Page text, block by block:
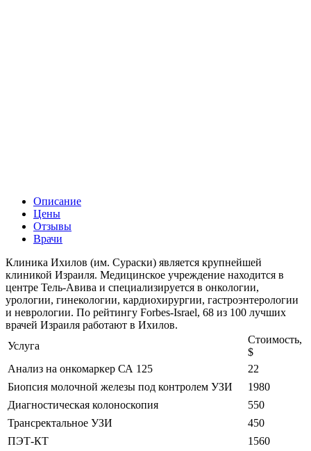
Описание
Цены
Отзывы
Врачи
Клиника Ихилов (им. Сураски) является крупнейшей
клиникой Израиля. Медицинское учреждение находится в
центре Тель-Авива и специализируется в онкологии,
урологии, гинекологии, кардиохирургии, гастроэнтерологии
и неврологии. По рейтингу Forbes-Israel, 68 из 100 лучших
врачей Израиля работают в Ихилов.
Услуга
Стоимость,
$
Анализ на онкомаркер СА 125
22
Биопсия молочной железы под контролем УЗИ
1980
Диагностическая колоноскопия
550
Трансректальное УЗИ
450
ПЭТ-КТ
1560